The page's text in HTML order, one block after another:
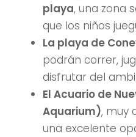
playa, una zona
que los niños
La playa de
podrán correr,
disfrutar del
El Acuario de
Aquarium), muy
una excelente